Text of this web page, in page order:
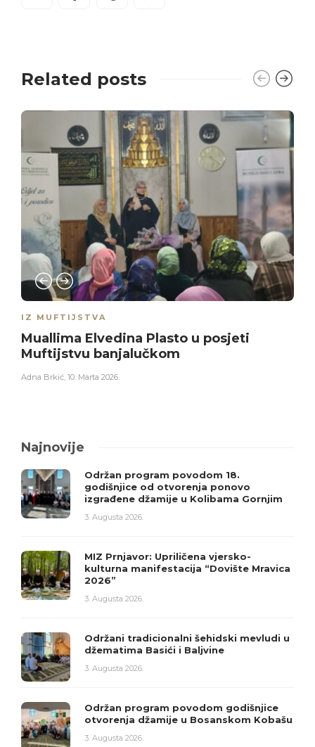
Related posts
IZ MUFTIJSTVA
Muallima Elvedina Plasto u posjeti
Muftijstvu banjalučkom
Adna Brkić, 10. Marta 2026.
Najnovije
Održan program povodom 18.
godišnjice od otvorenja ponovo
izgrađene džamije u Kolibama Gornjim
3. Augusta 2026.
MIZ Prnjavor: Upriličena vjersko-
kulturna manifestacija “Dovište Mravica
2026”
3. Augusta 2026.
Održani tradicionalni šehidski mevludi u
džematima Basići i Baljvine
3. Augusta 2026.
Održan program povodom godišnjice
otvorenja džamije u Bosanskom Kobašu
3. Augusta 2026.